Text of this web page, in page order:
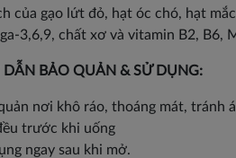
của gạo lứt đỏ, hạt óc chó, hạt
3,6,9, chất xơ và vitamin B2, B6,
BẢO QUẢN & SỬ DỤNG:
nơi khô ráo, thoáng mát, tránh
trước khi uống
ngay sau khi mở.